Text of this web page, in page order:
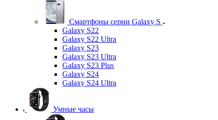
Смартфоны серии Galaxy S
Galaxy S22
Galaxy S22 Ultra
Galaxy S23
Galaxy S23 Ultra
Galaxy S23 Plus
Galaxy S24
Galaxy S24 Ultra
Умные часы